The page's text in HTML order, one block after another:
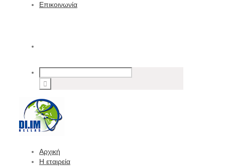
Επικοινωνία
Αρχική
Η εταιρεία